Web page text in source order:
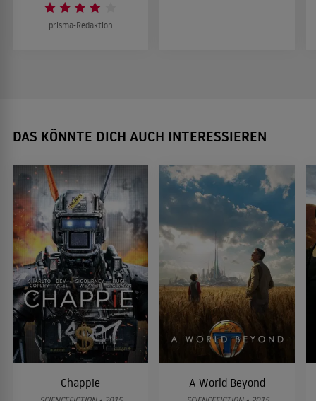
prisma-Redaktion
DAS KÖNNTE DICH AUCH INTERESSIEREN
Chappie A World Beyond